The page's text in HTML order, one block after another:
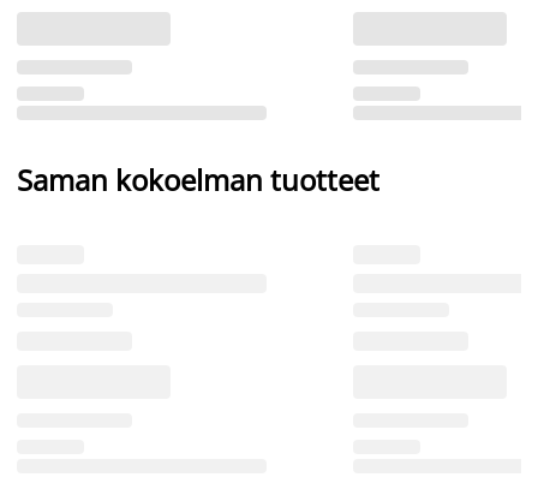
Saman kokoelman tuotteet